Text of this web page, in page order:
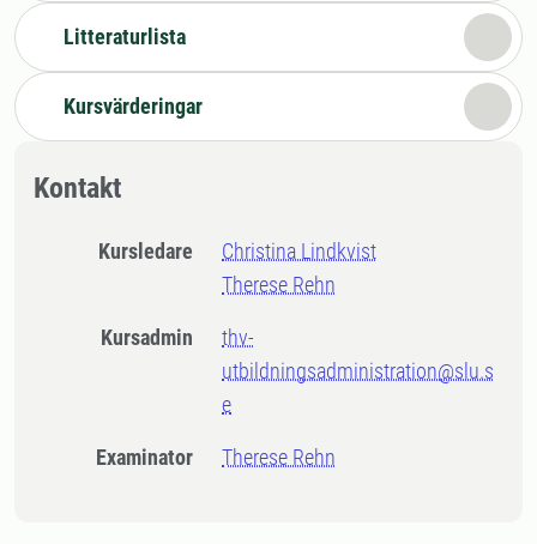
Litteraturlista
Kursvärderingar
Kontakt
Kursledare
Christina Lindkvist
Therese Rehn
Kursadmin
thv-
utbildningsadministration@slu.s
e
Examinator Therese Rehn